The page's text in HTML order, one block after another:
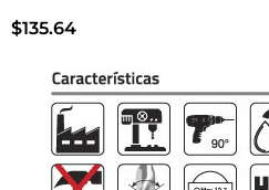
$135.64